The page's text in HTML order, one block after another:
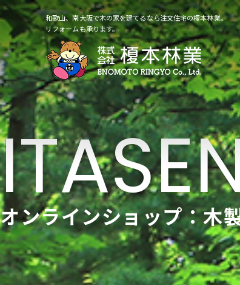
和歌山、南大阪で木の家を建てるなら注文住宅の榎本林業。
リフォームも承ります。
オンラインショップ：木